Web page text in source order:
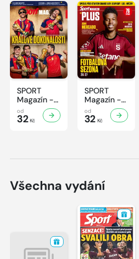
SPORT
Magazín -
31/2026
od
32 Kč
SPORT
Magazín -
30/2026
od
32 Kč
Všechna vydání